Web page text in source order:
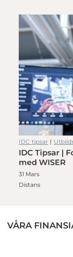
IDC tipsar |
IDC Tipsar |
med WISER
31 Mars
Distans
VÅRA